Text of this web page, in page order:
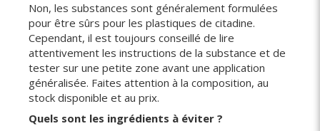
Non, les substances sont généralement formulées
pour être sûrs pour les plastiques de citadine.
Cependant, il est toujours conseillé de lire
attentivement les instructions de la substance et de
tester sur une petite zone avant une application
généralisée. Faites attention à la composition, au
stock disponible et au prix.
Quels sont les ingrédients à éviter ?